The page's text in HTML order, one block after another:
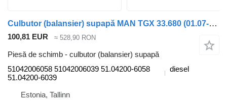
Culbutor (balansier) supapă MAN TGX 33.680 (01.07-) 51042006058 pentru cap tractor MAN TGL, TGM, TGS, TGX (2005-2021)
100,81 EUR ≈ 528,90 RON
Piesă de schimb - culbutor (balansier) supapă
51042006058 51042006039 51.04200-6058
51.04200-6039
diesel
Estonia, Tallinn